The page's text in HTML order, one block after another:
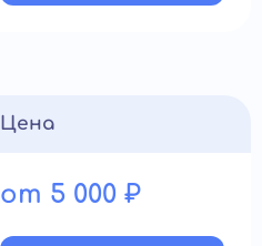
Цена
от 5 000 ₽